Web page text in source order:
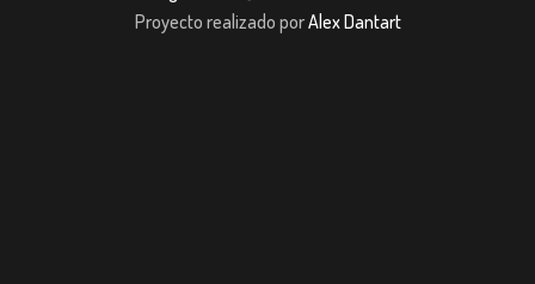
Proyecto realizado porAlex Dantart